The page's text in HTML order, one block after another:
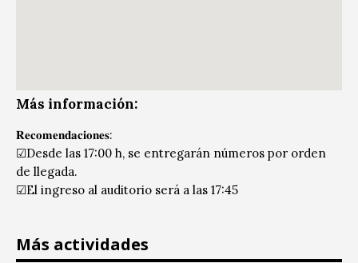
Más información:
𝐑𝐞𝐜𝐨𝐦𝐞𝐧𝐝𝐚𝐜𝐢𝐨𝐧𝐞𝐬:
☑Desde las 17:00 h, se entregarán números por orden
de llegada.
☑El ingreso al auditorio será a las 17:45
Más actividades